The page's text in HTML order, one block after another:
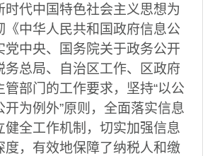
时代中国特色社会主义思想为
《中华人民共和国政府信息公
党中央、国务院关于政务公开
务总局、自治区工作、区政府
管部门的工作要求，坚持“以公
开为例外”原则，全面落实信息
健全工作机制，切实加强信息
度，有效地保障了纳税人和缴